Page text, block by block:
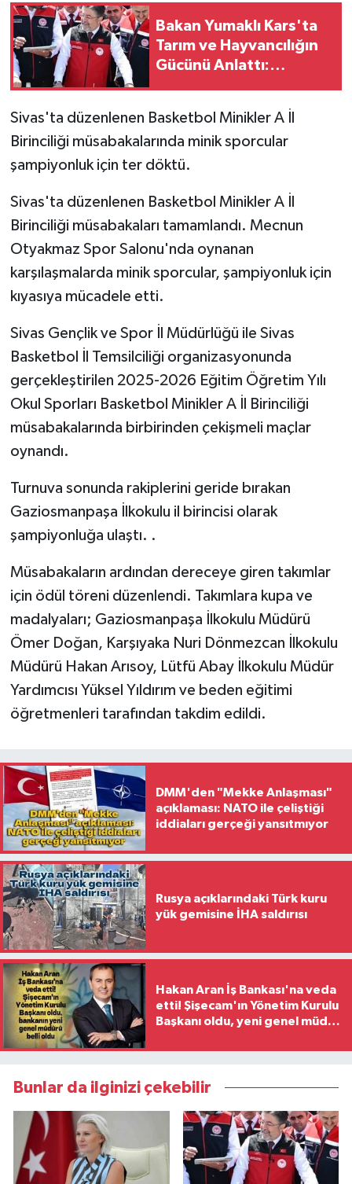
Bakan Yumaklı Kars'ta
Tarım ve Hayvancılığın
Gücünü Anlattı:
Sivas'ta düzenlenen Basketbol Minikler A İl
Birinciliği müsabakalarında minik sporcular
şampiyonluk için ter döktü.
Sivas'ta düzenlenen Basketbol Minikler A İl
Birinciliği müsabakaları tamamlandı. Mecnun
Otyakmaz Spor Salonu'nda oynanan
karşılaşmalarda minik sporcular, şampiyonluk için
kıyasıya mücadele etti.
Sivas Gençlik ve Spor İl Müdürlüğü ile Sivas
Basketbol İl Temsilciliği organizasyonunda
gerçekleştirilen 2025-2026 Eğitim Öğretim Yılı
Okul Sporları Basketbol Minikler A İl Birinciliği
müsabakalarında birbirinden çekişmeli maçlar
oynandı.
Turnuva sonunda rakiplerini geride bırakan
Gaziosmanpaşa İlkokulu il birincisi olarak
şampiyonluğa ulaştı. .
Müsabakaların ardından dereceye giren takımlar
için ödül töreni düzenlendi. Takımlara kupa ve
madalyaları; Gaziosmanpaşa İlkokulu Müdürü
Ömer Doğan, Karşıyaka Nuri Dönmezcan İlkokulu
Müdürü Hakan Arısoy, Lütfü Abay İlkokulu Müdür
Yardımcısı Yüksel Yıldırım ve beden eğitimi
öğretmenleri tarafından takdim edildi.
DMM'den "Mekke Anlaşması"
açıklaması: NATO ile çeliştiği
iddiaları gerçeği yansıtmıyor
Rusya açıklarındaki Türk kuru
yük gemisine İHA saldırısı
Hakan Aran İş Bankası'na veda
etti! Şişecam'ın Yönetim Kurulu
Başkanı oldu, yeni genel müdür
Bunlar da ilginizi çekebilir